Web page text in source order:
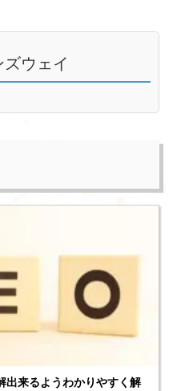
ズウェイ
出来るようわかりやすく解